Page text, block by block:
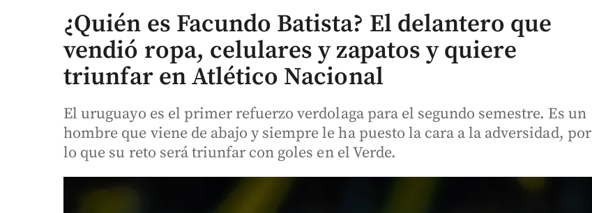
¿Quién es Facundo Batista? El delantero que
vendió ropa, celulares y zapatos y quiere
triunfar en Atlético Nacional
El uruguayo es el primer refuerzo verdolaga para el segundo semestre. Es un
hombre que viene de abajo y siempre le ha puesto la cara a la adversidad, por
lo que su reto será triunfar con goles en el Verde.